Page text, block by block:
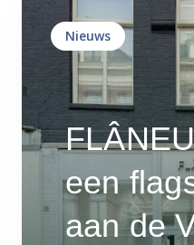
Nieuws
een
aan de